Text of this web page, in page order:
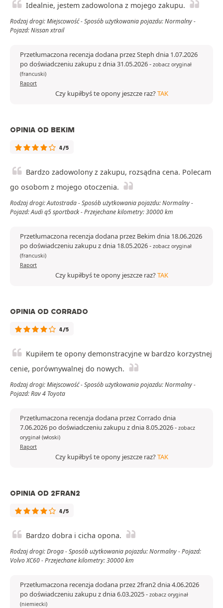
Idealnie, jestem zadowolona z mojego zakupu.
Rodzaj drogi: Miejscowość - Sposób użytkowania pojazdu: Normalny -
Pojazd: Nissan xtrail
Przetłumaczona recenzja dodana przez Steph dnia 1.07.2026
po doświadczeniu zakupu z dnia 31.05.2026- zobacz oryginał
(francuski)
Raport
Czy kupiłbyś te opony jeszcze raz?TAK
OPINIA OD BEKIM
4/5
Bardzo zadowolony z zakupu, rozsądna cena. Polecam
go osobom z mojego otoczenia.
Rodzaj drogi: Autostrada - Sposób użytkowania pojazdu: Normalny -
Pojazd: Audi q5 sportback - Przejechane kilometry: 30000 km
Przetłumaczona recenzja dodana przez Bekim dnia 18.06.2026
po doświadczeniu zakupu z dnia 18.05.2026- zobacz oryginał
(francuski)
Raport
Czy kupiłbyś te opony jeszcze raz?TAK
OPINIA OD CORRADO
4/5
Kupiłem te opony demonstracyjne w bardzo korzystnej
cenie, porównywalnej do nowych.
Rodzaj drogi: Miejscowość - Sposób użytkowania pojazdu: Normalny -
Pojazd: Rav 4 Toyota
Przetłumaczona recenzja dodana przez Corrado dnia
7.06.2026 po doświadczeniu zakupu z dnia 8.05.2026- zobacz
oryginał (włoski)
Raport
Czy kupiłbyś te opony jeszcze raz?TAK
OPINIA OD 2FRAN2
4/5
Bardzo dobra i cicha opona.
Rodzaj drogi: Droga - Sposób użytkowania pojazdu: Normalny - Pojazd:
Volvo XC60 - Przejechane kilometry: 30000 km
Przetłumaczona recenzja dodana przez 2fran2 dnia 4.06.2026
po doświadczeniu zakupu z dnia 6.03.2025- zobacz oryginał
(niemiecki)